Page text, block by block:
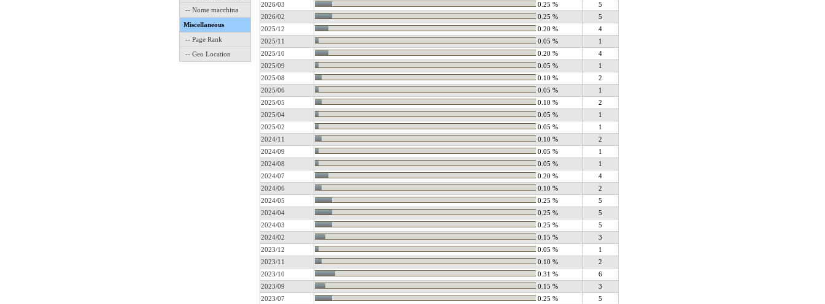
-- Nome macchina
Miscellaneous
-- Page Rank
-- Geo Location
2026/03
0.25 %
5
2026/02
0.25 %
5
2025/12
0.20 %
4
2025/11
0.05 %
1
2025/10
0.20 %
4
2025/09
0.05 %
1
2025/08
0.10 %
2
2025/06
0.05 %
1
2025/05
0.10 %
2
2025/04
0.05 %
1
2025/02
0.05 %
1
2024/11
0.10 %
2
2024/09
0.05 %
1
2024/08
0.05 %
1
2024/07
0.20 %
4
2024/06
0.10 %
2
2024/05
0.25 %
5
2024/04
0.25 %
5
2024/03
0.25 %
5
2024/02
0.15 %
3
2023/12
0.05 %
1
2023/11
0.10 %
2
2023/10
0.31 %
6
2023/09
0.15 %
3
2023/07
0.25 %
5